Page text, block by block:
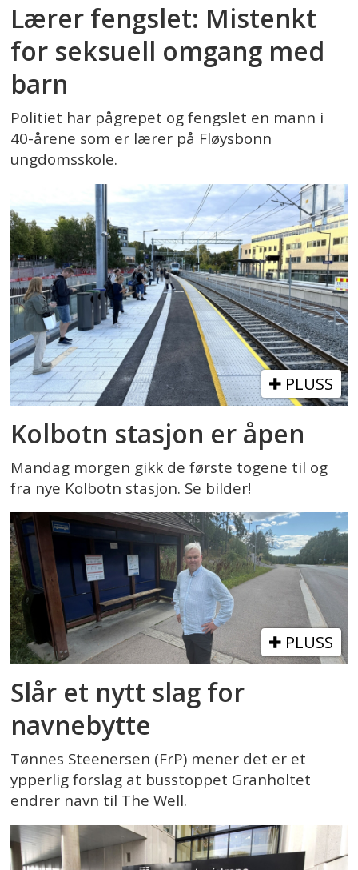
Lærer fengslet: Mistenkt
for seksuell omgang med
barn
Politiet har pågrepet og fengslet en mann i
40-årene som er lærer på Fløysbonn
ungdomsskole.
PLUSS
Kolbotn stasjon er åpen
Mandag morgen gikk de første togene til og
fra nye Kolbotn stasjon. Se bilder!
PLUSS
Slår et nytt slag for
navnebytte
Tønnes Steenersen (FrP) mener det er et
ypperlig forslag at busstoppet Granholtet
endrer navn til The Well.